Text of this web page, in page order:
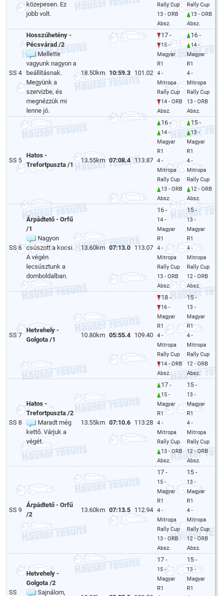
közepesen. Ez
jobb volt.
Rally Cup
13 - ORB
Absz.
Rally Cup
13 - ORB
Absz.
SS 4
Hosszúhetény -
Pécsvárad /2
Mellette
vagyunk nagyon a
beállításnak.
Megyünk a
szervizbe, és
megnézzük mi
lenne jó.
18.50km 10:59.3 101.02
17 -
15 -
Magyar
R1
4 -
Mitropa
Rally Cup
14 - ORB
Absz.
16 -
14 -
Magyar
R1
4 -
Mitropa
Rally Cup
13 - ORB
Absz.
SS 5
Hatos -
Trefortpuszta /1
13.55km 07:08.4 113.87
16 -
14 -
Magyar
R1
4 -
Mitropa
Rally Cup
13 - ORB
Absz.
15 -
13 -
Magyar
R1
4 -
Mitropa
Rally Cup
12 - ORB
Absz.
SS 6
Árpádtető - Orfű
/1
Nagyon
csúszott a kocsi.
A végén
lecsúsztunk a
domboldalban.
13.60km 07:13.0 113.07
16 -
14 -
Magyar
R1
4 -
Mitropa
Rally Cup
13 - ORB
Absz.
15 -
13 -
Magyar
R1
4 -
Mitropa
Rally Cup
12 - ORB
Absz.
SS 7
Hetvehely -
Golgota /1
10.80km 05:55.4 109.40
18 -
16 -
Magyar
R1
4 -
Mitropa
Rally Cup
14 - ORB
Absz.
15 -
13 -
Magyar
R1
4 -
Mitropa
Rally Cup
12 - ORB
Absz.
SS 8
Hatos -
Trefortpuszta /2
Maradt még
kettő. Várjuk a
végét.
13.55km 07:10.6 113.28
17 -
15 -
Magyar
R1
4 -
Mitropa
Rally Cup
13 - ORB
Absz.
15 -
13 -
Magyar
R1
4 -
Mitropa
Rally Cup
12 - ORB
Absz.
SS 9
Árpádtető - Orfű
/2
13.60km 07:13.5 112.94
17 -
15 -
Magyar
R1
4 -
Mitropa
Rally Cup
13 - ORB
Absz.
15 -
13 -
Magyar
R1
4 -
Mitropa
Rally Cup
12 - ORB
Absz.
SS
Hetvehely -
Golgota /2
Sajnálom,
17 -
15 -
Magyar
R1
15 -
13 -
Magyar
R1